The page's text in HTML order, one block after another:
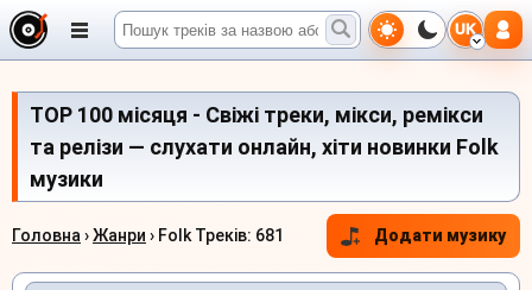
UK
TOP 100 місяця - Свіжі треки, мікси, ремікси
та релізи — слухати онлайн, хіти новинки Folk
музики
Головна ›Жанри › Folk Треків: 681 Додати музику